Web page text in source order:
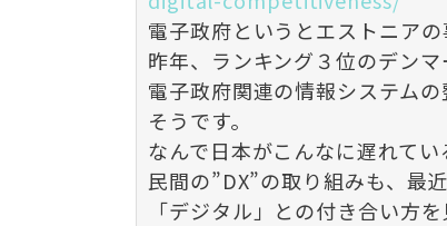
電子政府というとエストニアの
昨年、ランキング３位のデン
電子政府関連の情報システム
そうです。
なんで日本がこんなに遅れて
民間の”DX”の取り組みも、最
「デジタル」との付き合い方